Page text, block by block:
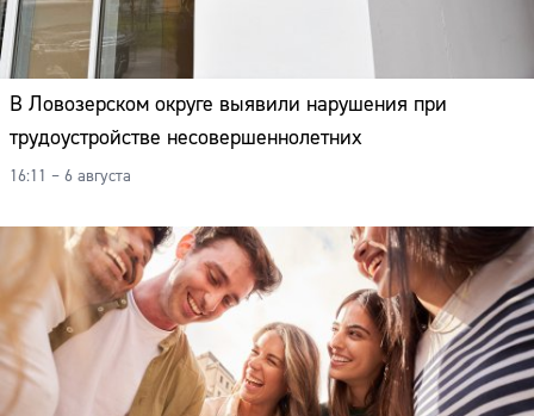
В Ловозерском округе выявили нарушения при
трудоустройстве несовершеннолетних
16:11 – 6 августа